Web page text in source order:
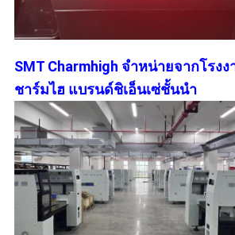
SMT Charmhigh จําหน่ายจากโรงง
ชาร์มไฮ แบรนด์ชิเอ็นเซ่ชั้นนํา